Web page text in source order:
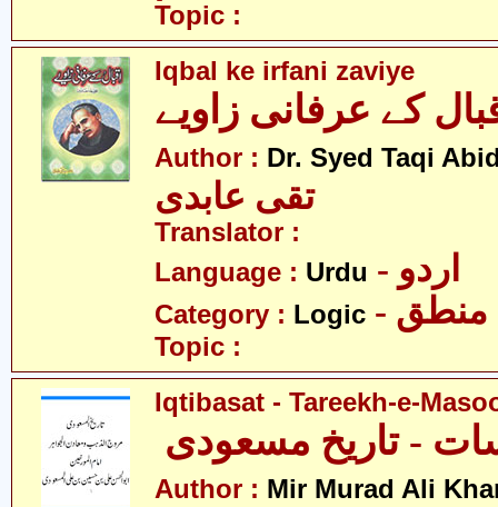
Topic :
Iqbal ke irfani zaviye
کے عرفانی زاویے
Author : Dr. Syed Taqi
تقی عابدی
Translator :
Language : Urdu - اردو
Category : Logic - منطق
Topic :
Iqtibasat - Tareekh-e-
- تاریخ مسعودی
Author : Mir Murad Ali